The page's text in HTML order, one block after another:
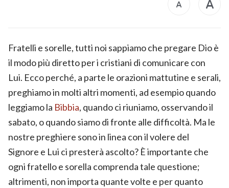
Fratelli e sorelle, tutti noi sappiamo che pregare Dio è
il modo più diretto per i cristiani di comunicare con
Lui. Ecco perché, a parte le orazioni mattutine e serali,
preghiamo in molti altri momenti, ad esempio quando
leggiamo la Bibbia, quando ci riuniamo, osservando il
sabato, o quando siamo di fronte alle difficoltà. Ma le
nostre preghiere sono in linea con il volere del
Signore e Lui ci presterà ascolto? È importante che
ogni fratello e sorella comprenda tale questione;
altrimenti, non importa quante volte e per quanto